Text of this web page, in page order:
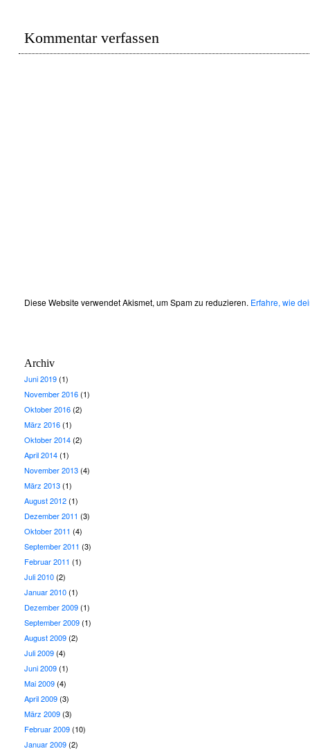
Kommentar verfassen
Diese Website verwendet Akismet, um Spam zu reduzieren. Erfahre, wie
Archiv
Juni 2019(1)
November 2016(1)
Oktober 2016(2)
März 2016(1)
Oktober 2014(2)
April 2014(1)
November 2013(4)
März 2013(1)
August 2012(1)
Dezember 2011 (3)
Oktober 2011 (4)
September 2011 (3)
Februar 2011 (1)
Juli 2010(2)
Januar 2010(1)
Dezember 2009(1)
September 2009(1)
August 2009(2)
Juli 2009(4)
Juni 2009(1)
Mai 2009(4)
April 2009(3)
März 2009(3)
Februar 2009(10)
Januar 2009(2)